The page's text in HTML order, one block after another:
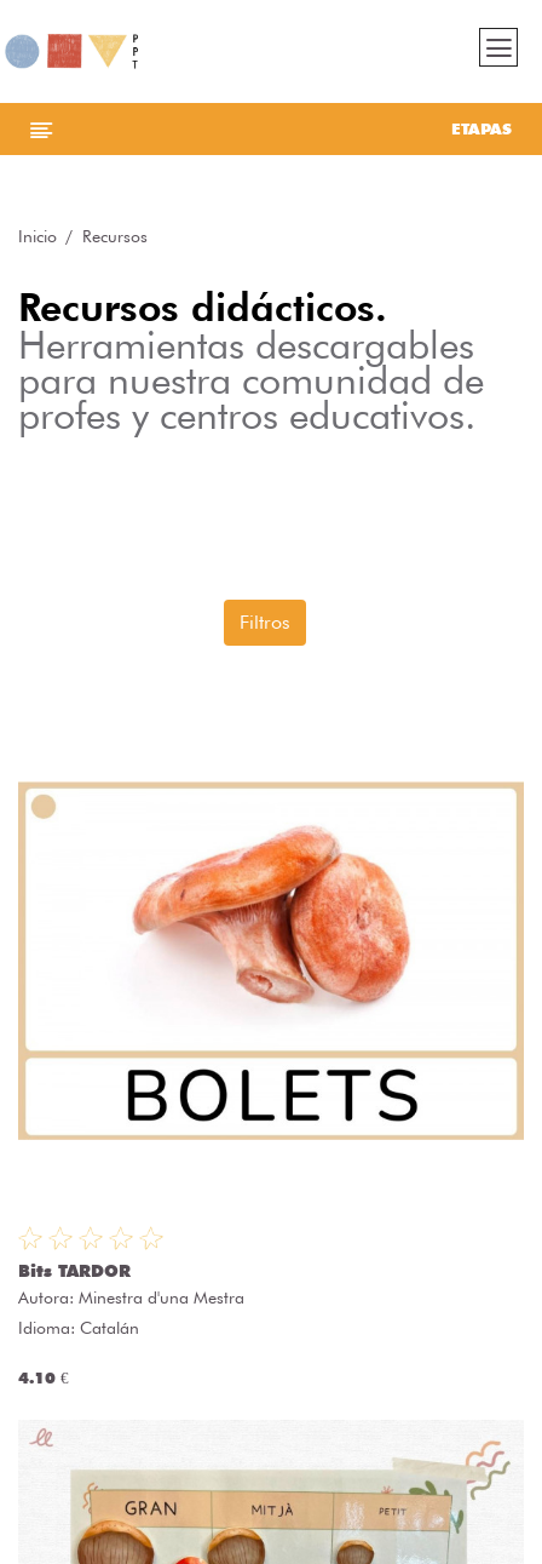
ETAPAS
Inicio Recursos
Recursos didácticos.
Herramientas descargables
para nuestra comunidad de
profes y centros educativos.
Filtros
Bits TARDOR
Autora: Minestra d'una Mestra
Idioma: Catalán
4.10 €